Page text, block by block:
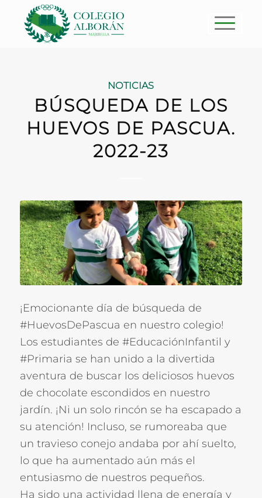
NOTICIAS
BÚSQUEDA DE LOS
HUEVOS DE PASCUA.
2022-23
¡Emocionante día de búsqueda de
#HuevosDePascua en nuestro colegio!
Los estudiantes de #EducaciónInfantil y
#Primaria se han unido a la divertida
aventura de buscar los deliciosos huevos
de chocolate escondidos en nuestro
jardín. ¡Ni un solo rincón se ha escapado a
su atención! Incluso, se rumoreaba que
un travieso conejo andaba por ahí suelto,
lo que ha aumentado aún más el
entusiasmo de nuestros pequeños.
Ha sido una actividad llena de energía y